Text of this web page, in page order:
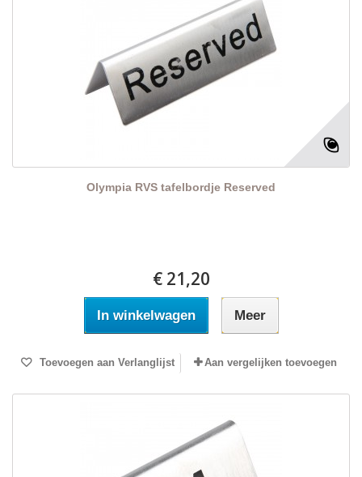
Olympia RVS tafelbordje Reserved
€ 21,20
In winkelwagen Meer
Toevoegen aan Verlanglijst Aan vergelijken toevoegen